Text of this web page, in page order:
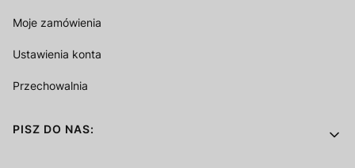
Moje zamówienia
Ustawienia konta
Przechowalnia
PISZ DO NAS: